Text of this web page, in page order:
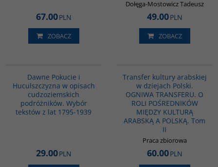
67.00PLN
ZOBACZ
Dołęga-Mostowicz Tadeusz
49.00PLN
ZOBACZ
Dawne Pokucie i
Huculszczyzna w opisach
cudzoziemskich
podróżników. Wybór
tekstów z lat 1795-1939
29.00PLN
Transfer kultury arabskiej
w dziejach Polski.
OGNIWA TRANSFERU. O
ROLI POŚREDNIKÓW
MIĘDZY KULTURĄ
ARABSKĄ A POLSKĄ. Tom
II
Praca zbiorowa
60.00PLN